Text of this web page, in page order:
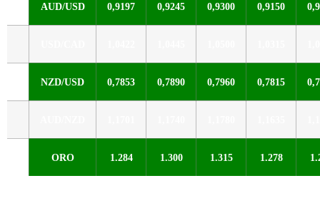
AUD/USD 0,9197 0,9245 0,9300 0,9150
NZD/USD 0,7853 0,7890 0,7960 0,7815
ORO 1.284 1.300 1.315 1.278